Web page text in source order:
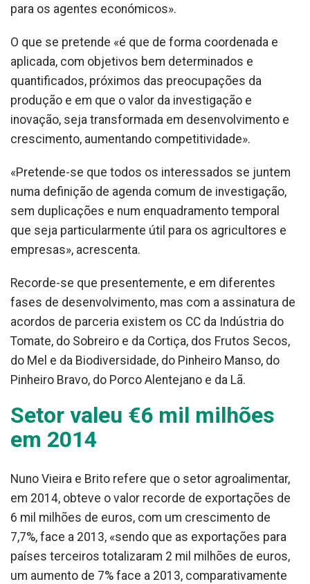
para os agentes económicos».
O que se pretende «é que de forma coordenada e
aplicada, com objetivos bem determinados e
quantificados, próximos das preocupações da
produção e em que o valor da investigação e
inovação, seja transformada em desenvolvimento e
crescimento, aumentando competitividade».
«Pretende-se que todos os interessados se juntem
numa definição de agenda comum de investigação,
sem duplicações e num enquadramento temporal
que seja particularmente útil para os agricultores e
empresas», acrescenta.
Recorde-se que presentemente, e em diferentes
fases de desenvolvimento, mas com a assinatura de
acordos de parceria existem os CC da Indústria do
Tomate, do Sobreiro e da Cortiça, dos Frutos Secos,
do Mel e da Biodiversidade, do Pinheiro Manso, do
Pinheiro Bravo, do Porco Alentejano e da Lã.
Setor valeu €6 mil milhões
em 2014
Nuno Vieira e Brito refere que o setor agroalimentar,
em 2014, obteve o valor recorde de exportações de
6 mil milhões de euros, com um crescimento de
7,7%, face a 2013, «sendo que as exportações para
países terceiros totalizaram 2 mil milhões de euros,
um aumento de 7% face a 2013, comparativamente